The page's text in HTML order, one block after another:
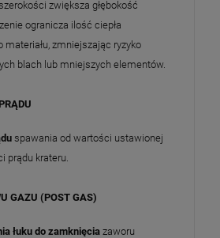
zwiększa głębokość
ogranicza ilość ciepła
materiału, zmniejszając ryzyko
blach lub mniejszych elementów.
spawania od wartości ustawionej
prądu krateru.
GAZU (POST GAS)
łuku do zamknięciazaworu